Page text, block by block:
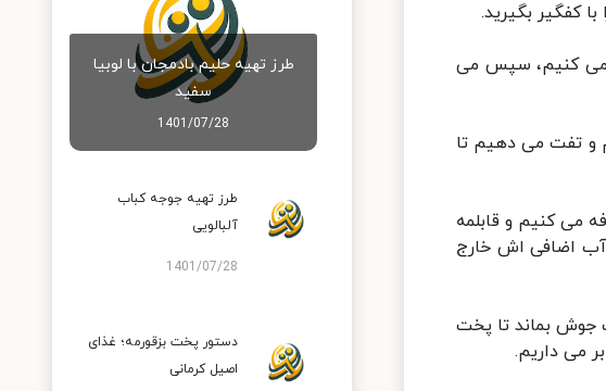
کفگیر بگیرید.
می کنیم، سپس می
و تفت می دهیم تا
چایخوری نمک به آن اضافه می کنیم و قابلمه
آب اضافی اش خارج
می دهیم برنج به مدت ۸ تا ۱۲ دقیقه درون آب جوش بماند تا پخت
می داریم.
طرز تهیه حلیم بادمجان با لوبیا
سفید
1401/07/28
طرز تهیه جوجه کباب
آلبالویی
1401/07/28
دستور پخت بزقورمه؛ غذای
اصیل کرمانی